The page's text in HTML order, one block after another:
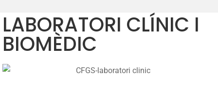
LABORATORI CLÍNIC I
BIOMÈDIC